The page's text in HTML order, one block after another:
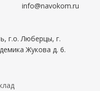
info@navokom.ru
г.о. Люберцы, г.
Жукова д. 6.